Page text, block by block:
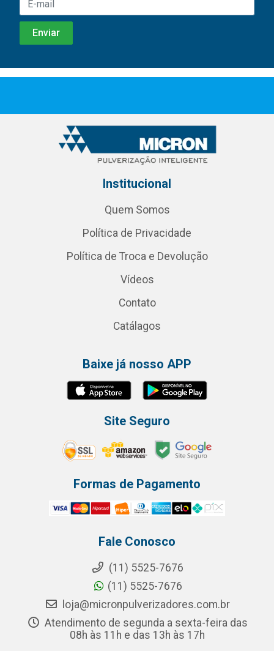
Institucional
Quem Somos
Política de Privacidade
Política de Troca e Devolução
Vídeos
Contato
Catálagos
Baixe já nosso APP
Site Seguro
Formas de Pagamento
Fale Conosco
(11) 5525-7676
(11) 5525-7676
loja@micronpulverizadores.com.br
Atendimento de segunda a sexta-feira das
08h às 11h e das 13h às 17h